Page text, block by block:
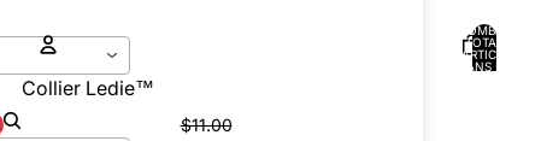
NOMBRE
TOTAL
D’ARTICLES
DANS LE
Collier Ledie™️
$11.00